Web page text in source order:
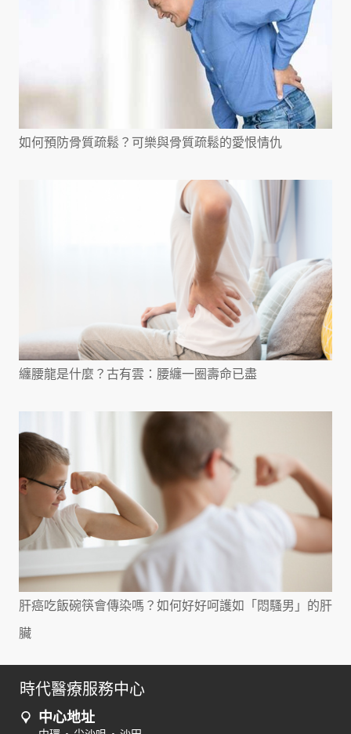
如何預防骨質疏鬆？可樂與骨質疏鬆的愛恨情仇
纏腰龍是什麼？古有雲：腰纏一圈壽命已盡
肝癌吃飯碗筷會傳染嗎？如何好好呵護如「悶騷男」的肝
臟
時代醫療服務中心
中心地址